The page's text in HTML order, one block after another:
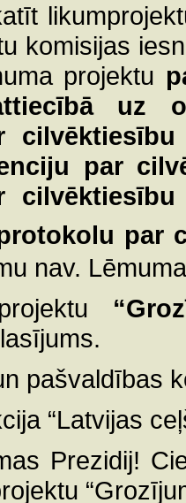
komisijas
projektu
uz
par
par
nav.
pašvaldības
“Latvijas
Prezidij!